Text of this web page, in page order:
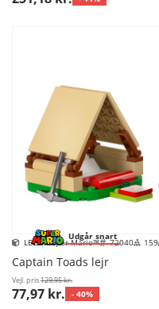
Udgår snart
LEGO Super Mario™ 72040 159
Captain Toads lejr
Vejl. pris129,95 kr.
77,97 kr. - 40%